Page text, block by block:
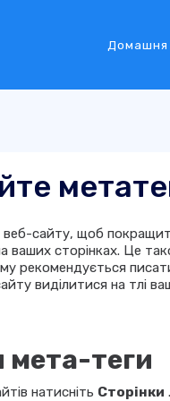
Домашня
веб-сайту, щоб
ваших сторінках. Це
рекомендується
виділитися на тлі
мета-теги
натисніть Сторінки .